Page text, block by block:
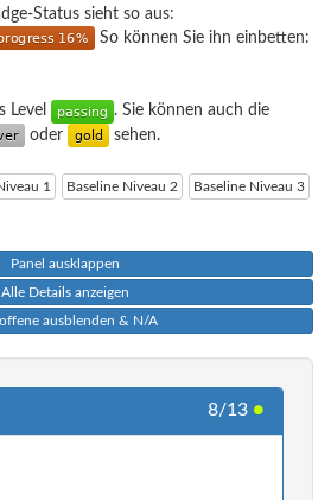
Status sieht so aus:
So können Sie ihn einbetten:
Level
. Sie können auch die
oder sehen.
1 Baseline Niveau 2 Baseline Niveau 3
Panel ausklappen
Alle Details anzeigen
ausblenden & N/A
8/13 ●